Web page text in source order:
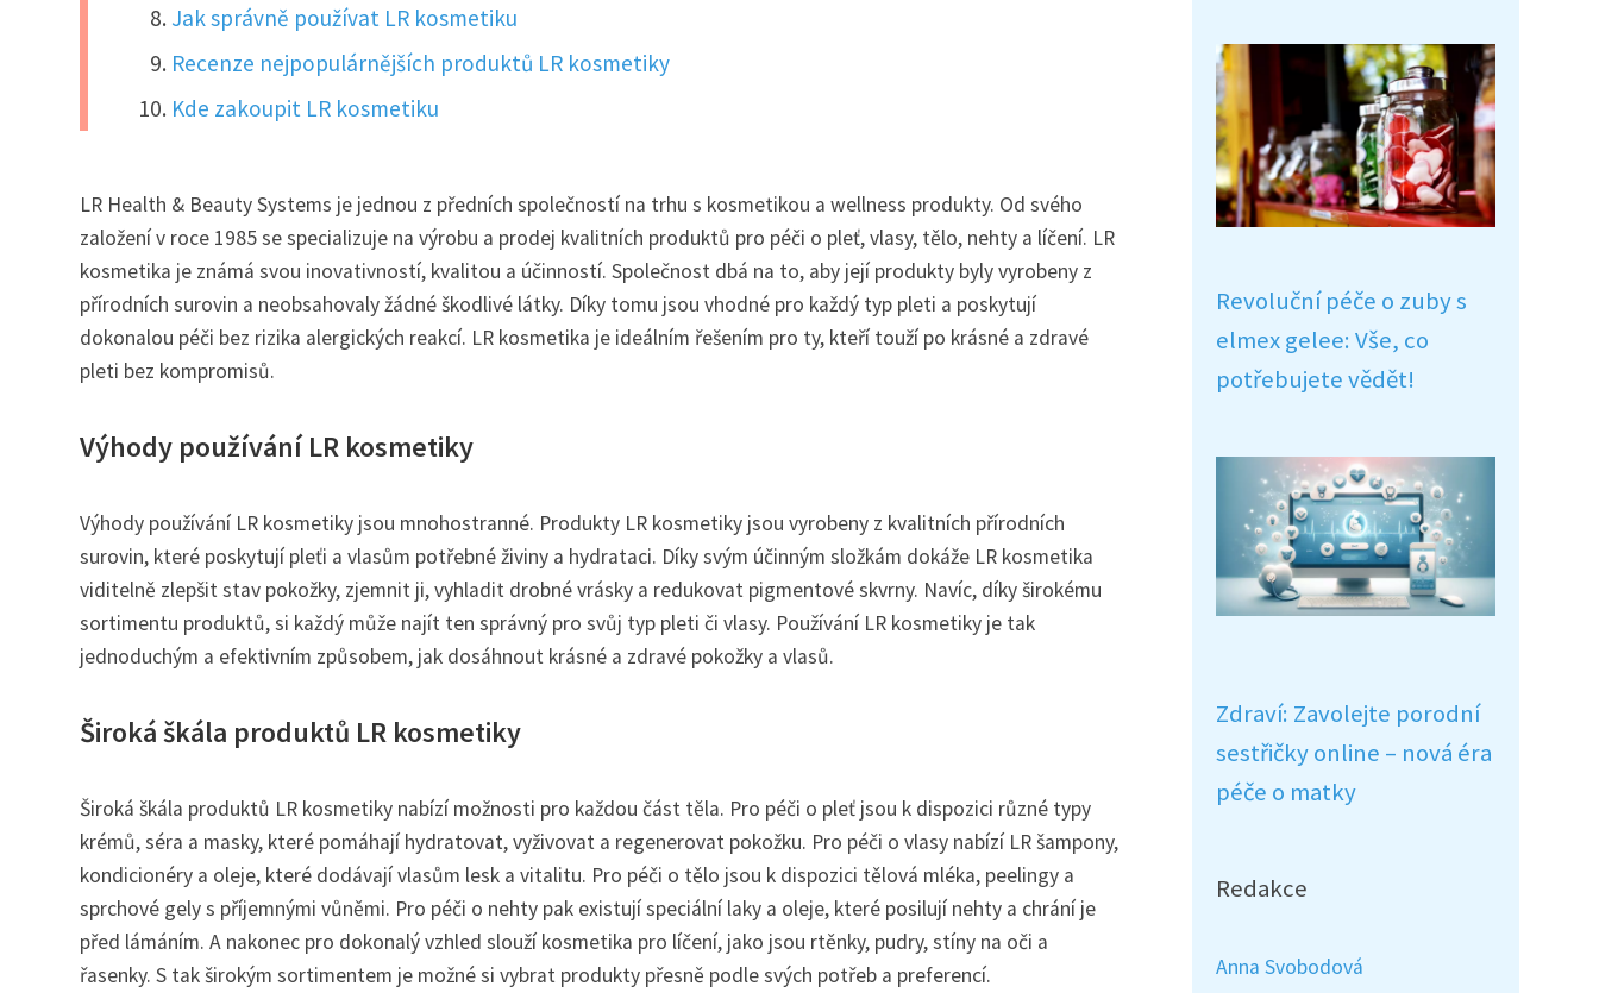
Jak správně používat LR kosmetiku
Recenze nejpopulárnějších produktů LR kosmetiky
Kde zakoupit LR kosmetiku
LR Health & Beauty Systems je jednou z předních společností na trhu s kosmetikou a wellness produkty. Od svého
založení v roce 1985 se specializuje na výrobu a prodej kvalitních produktů pro péči o pleť, vlasy, tělo, nehty a líčení. LR
kosmetika je známá svou inovativností, kvalitou a účinností. Společnost dbá na to, aby její produkty byly vyrobeny z
přírodních surovin a neobsahovaly žádné škodlivé látky. Díky tomu jsou vhodné pro každý typ pleti a poskytují
dokonalou péči bez rizika alergických reakcí. LR kosmetika je ideálním řešením pro ty, kteří touží po krásné a zdravé
pleti bez kompromisů.
Výhody používání LR kosmetiky
Výhody používání LR kosmetiky jsou mnohostranné. Produkty LR kosmetiky jsou vyrobeny z kvalitních přírodních
surovin, které poskytují pleťi a vlasům potřebné živiny a hydrataci. Díky svým účinným složkám dokáže LR kosmetika
viditelně zlepšit stav pokožky, zjemnit ji, vyhladit drobné vrásky a redukovat pigmentové skvrny. Navíc, díky širokému
sortimentu produktů, si každý může najít ten správný pro svůj typ pleti či vlasy. Používání LR kosmetiky je tak
jednoduchým a efektivním způsobem, jak dosáhnout krásné a zdravé pokožky a vlasů.
Široká škála produktů LR kosmetiky
Široká škála produktů LR kosmetiky nabízí možnosti pro každou část těla. Pro péči o pleť jsou k dispozici různé typy
krémů, séra a masky, které pomáhají hydratovat, vyživovat a regenerovat pokožku. Pro péči o vlasy nabízí LR šampony,
kondicionéry a oleje, které dodávají vlasům lesk a vitalitu. Pro péči o tělo jsou k dispozici tělová mléka, peelingy a
sprchové gely s příjemnými vůněmi. Pro péči o nehty pak existují speciální laky a oleje, které posilují nehty a chrání je
před lámáním. A nakonec pro dokonalý vzhled slouží kosmetika pro líčení, jako jsou rtěnky, pudry, stíny na oči a
řasenky. S tak širokým sortimentem je možné si vybrat produkty přesně podle svých potřeb a preferencí.
Revoluční péče o zuby s
elmex gelee: Vše, co
potřebujete vědět!
Zdraví: Zavolejte porodní
sestřičky online – nová éra
péče o matky
Redakce
Anna Svobodová